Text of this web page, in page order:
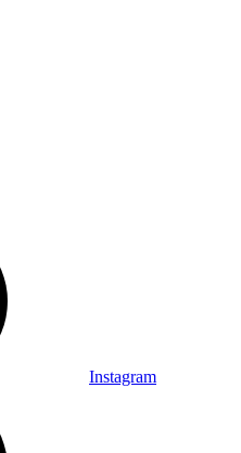
Instagram